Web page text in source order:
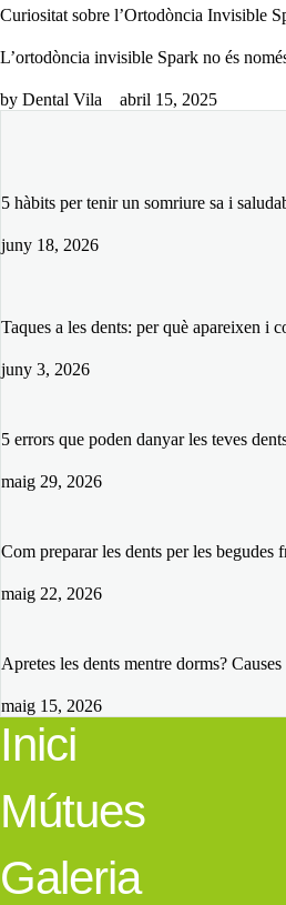
Curiositat sobre l’Ortodòncia Invisible
L’ortodòncia invisible Spark no és
by Dental Vila
abril 15, 2025
5 hàbits per tenir un somriure sa i
juny 18, 2026
Taques a les dents: per què apareixen i
juny 3, 2026
5 errors que poden danyar les teves
maig 29, 2026
Com preparar les dents per les begudes
maig 22, 2026
Apretes les dents mentre dorms?
maig 15, 2026
Inici
Mútues
Galeria